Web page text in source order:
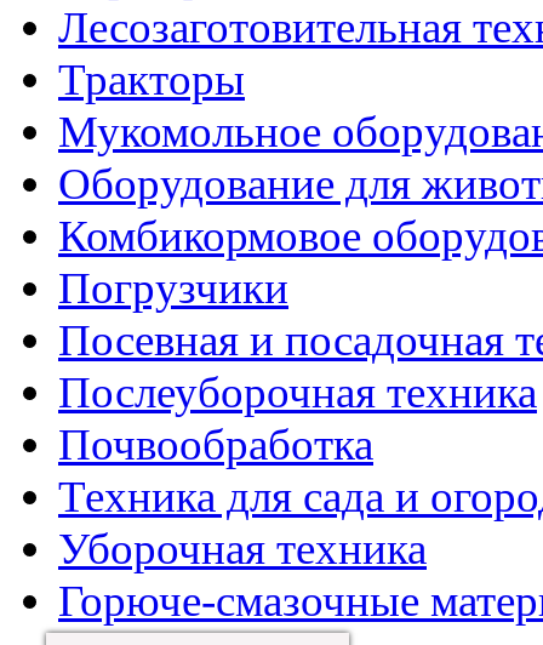
Лесозаготовительная
Тракторы
Мукомольное
Оборудование для
Комбикормовое
Погрузчики
Посевная и посадочная
Послеуборочная техника
Почвообработка
Техника для сада и
Уборочная техника
Горюче-смазочные